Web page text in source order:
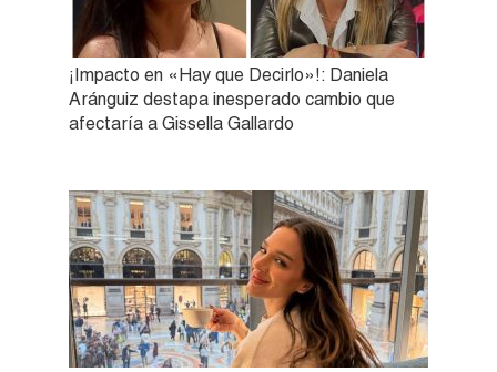
¡Impacto en «Hay que Decirlo»!: Daniela
Aránguiz destapa inesperado cambio que
afectaría a Gissella Gallardo